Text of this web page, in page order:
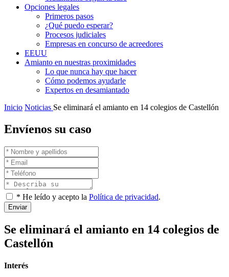
Opciones legales
Primeros pasos
¿Qué puedo esperar?
Procesos judiciales
Empresas en concurso de acreedores
EEUU
Amianto en nuestras proximidades
Lo que nunca hay que hacer
Cómo podemos ayudarle
Expertos en desamiantado
Inicio Noticias Se eliminará el amianto en 14 colegios de Castellón
Envíenos su caso
* He leído y acepto la Política de privacidad.
Enviar
Se eliminará el amianto en 14 colegios de
Castellón
Interés